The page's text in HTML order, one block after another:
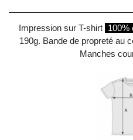
Impression sur T-shirt 100%
190g. Bande de propreté au
Manches